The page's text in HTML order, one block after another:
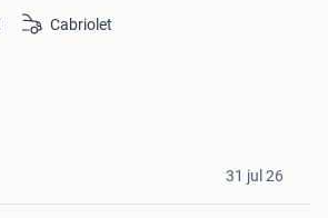
Cabriolet
31 jul 26